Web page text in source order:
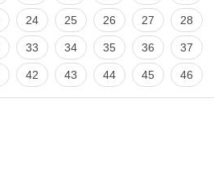
24 25 26 27 28
33 34 35 36 37
42 43 44 45 46